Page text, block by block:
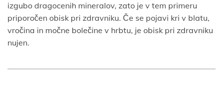
izgubo dragocenih mineralov, zato je v tem primeru
priporočen obisk pri zdravniku. Če se pojavi kri v blatu,
vročina in močne bolečine v hrbtu, je obisk pri zdravniku
nujen.